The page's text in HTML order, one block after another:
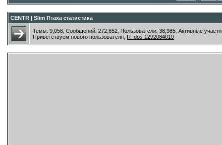
CENTR | Slim Птаха статистика
Темы: 9,058, Сообщений: 272,652, Пользователи: 38,985, Активные
Приветствуем нового пользователя, R_dos 1292084010